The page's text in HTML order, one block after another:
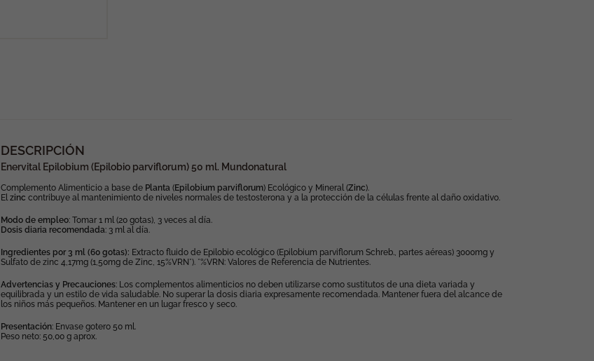
DESCRIPCIÓN
Enervital Epilobium (Epilobio parviflorum) 50 ml. Mundonatural
Complemento Alimenticio a base de Planta (Epilobium parviflorum) Ecológico y Mineral (Zinc).
Elzinc contribuye al mantenimiento de niveles normales de testosterona y a la protección de la células frente al daño oxidativo.
Modo de empleo: Tomar 1 ml (20 gotas), 3 veces al día.
Dosis diaria recomendada: 3 ml al día.
Ingredientes por 3 ml (60 gotas): Extracto fluido de Epilobio ecológico (Epilobium parviflorum Schreb., partes aéreas) 3000mg y
Sulfato de zinc 4,17mg (1,50mg de Zinc, 15%VRN*). *%VRN: Valores de Referencia de Nutrientes.
Advertencias y Precauciones: Los complementos alimenticios no deben utilizarse como sustitutos de una dieta variada y
equilibrada y un estilo de vida saludable. No superar la dosis diaria expresamente recomendada. Mantener fuera del alcance de
los niños más pequeños. Mantener en un lugar fresco y seco.
Presentación: Envase gotero 50 ml.
Peso neto: 50,00 g aprox.